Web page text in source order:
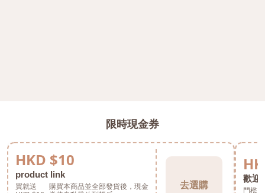
限時現金券
HKD $10
product link
買就送
購買本商品並全部發貨後，現金
去選購
歡迎
門檻